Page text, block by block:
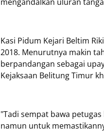
Kasi Pidum Kejari Beltim
2018. Menurutnya makin
berpandangan sebagai
Kejaksaan Belitung Timur
"Tadi sempat bawa
namun untuk